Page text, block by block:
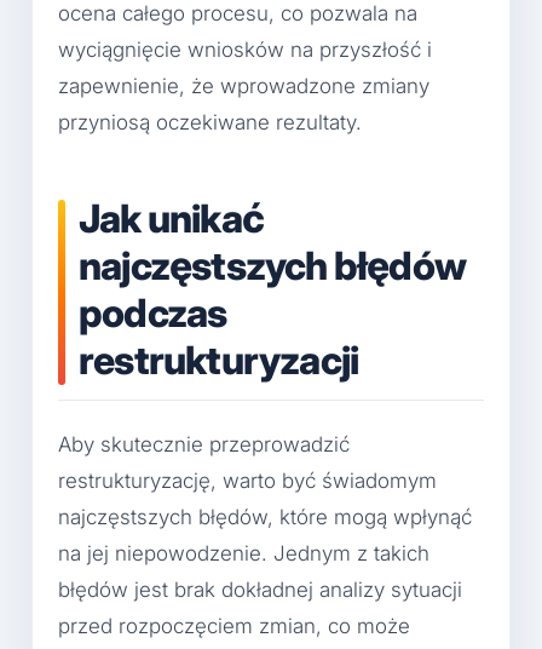
ocena całego procesu, co pozwala na
wyciągnięcie wniosków na przyszłość i
zapewnienie, że wprowadzone zmiany
przyniosą oczekiwane rezultaty.
Jak unikać
najczęstszych błędów
podczas
restrukturyzacji
Aby skutecznie przeprowadzić
restrukturyzację, warto być świadomym
najczęstszych błędów, które mogą wpłynąć
na jej niepowodzenie. Jednym z takich
błędów jest brak dokładnej analizy sytuacji
przed rozpoczęciem zmian, co może